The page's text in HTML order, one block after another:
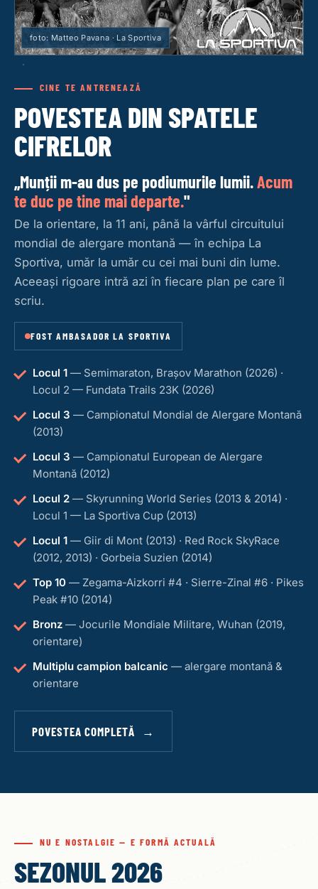
foto: Matteo Pavana · La Sportiva
CINE TE ANTRENEAZĂ
POVESTEA DIN SPATELE
CIFRELOR
„Munții m-au dus pe podiumurile lumii.Acum
te duc pe tine mai departe."
De la orientare, la 11 ani, până la vârful circuitului
mondial de alergare montană — în echipa La
Sportiva, umăr la umăr cu cei mai buni din lume.
Aceeași rigoare intră azi în fiecare plan pe care îl
scriu.
FOST AMBASADOR LA SPORTIVA
Locul 1 — Semimaraton, Brașov Marathon (2026) ·
Locul 2 — Fundata Trails 23K (2026)
Locul 3 — Campionatul Mondial de Alergare Montană
(2013)
Locul 3 — Campionatul European de Alergare
Montană (2012)
Locul 2 — Skyrunning World Series (2013 & 2014) ·
Locul 1 — La Sportiva Cup (2013)
Locul 1 — Giir di Mont (2013) · Red Rock SkyRace
(2012, 2013) · Gorbeia Suzien (2014)
Top 10 — Zegama-Aizkorri #4 · Sierre-Zinal #6 · Pikes
Peak #10 (2014)
Bronz — Jocurile Mondiale Militare, Wuhan (2019,
orientare)
Multiplu campion balcanic — alergare montană &
orientare
POVESTEA COMPLETĂ
NU E NOSTALGIE — E FORMĂ ACTUALĂ
SEZONUL 2026